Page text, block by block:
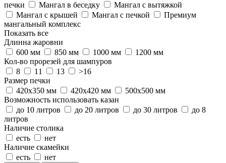
печки
Мангал в беседку
Мангал с вытяжкой
Мангал с крышей
Мангал с печкой
Премиум
мангальный комплекс
Показать все
Длинна жаровни
600 мм
850 мм 1000 мм
1200 мм
Кол-во прорезей для шампуров
8
11 13
>16
Размер печки
420х350 мм
420х420 мм
500х500 мм
Возможность использовать казан
до 10 литров
до 20 литров до 30 литров
до 8
литров
Наличие столика
есть
нет
Наличие скамейки
есть
нет